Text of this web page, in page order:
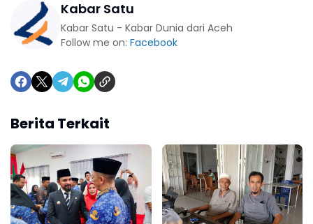
Kabar Satu
Kabar Satu - Kabar Dunia dari Aceh
Follow me on: Facebook
Berita Terkait